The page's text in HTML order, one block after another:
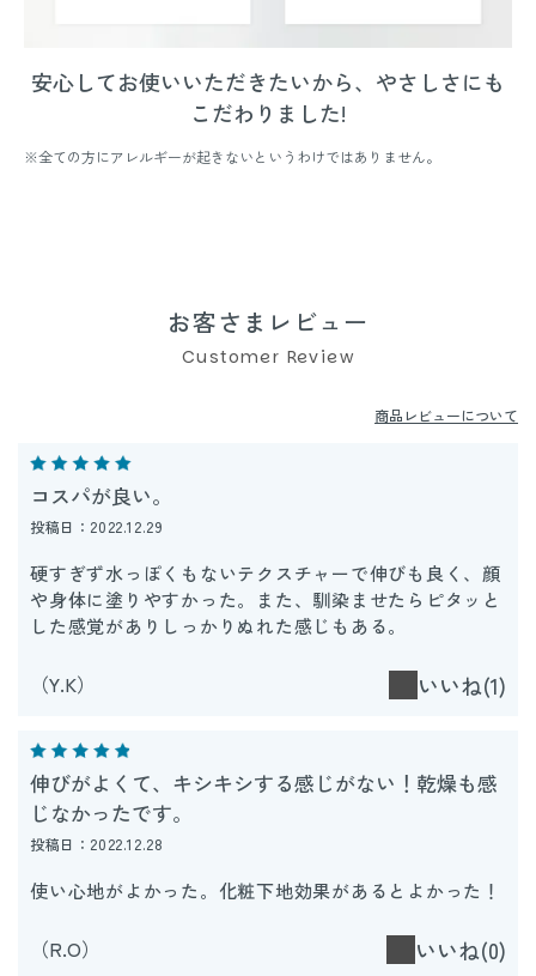
安心してお使いいただきたいから、やさしさにも
こだわりました!
※全ての方にアレルギーが起きないというわけではありません。
お客さまレビュー
Customer Review
商品レビューについて
コスパが良い。
投稿日：2022.12.29
硬すぎず水っぽくもないテクスチャーで伸びも良く、顔
や身体に塗りやすかった。また、馴染ませたらピタッと
した感覚がありしっかりぬれた感じもある。
（Y.K） いいね(1)
伸びがよくて、キシキシする感じがない！乾燥も感
じなかったです。
投稿日：2022.12.28
使い心地がよかった。化粧下地効果があるとよかった！
（R.O） いいね(0)